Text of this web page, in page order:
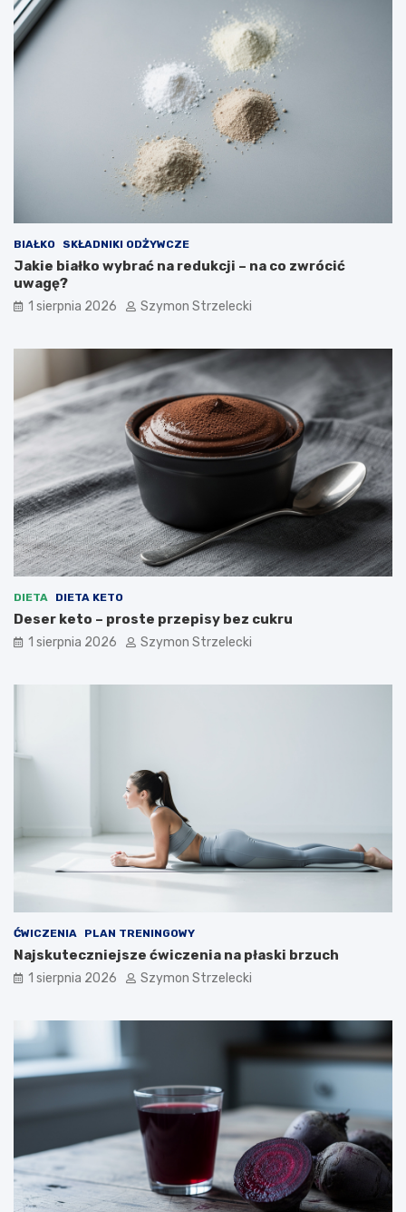
BIAŁKO SKŁADNIKI ODŻYWCZE
Jakie białko wybrać na redukcji – na co zwrócić
uwagę?
1 sierpnia 2026 Szymon Strzelecki
DIETA DIETA KETO
Deser keto – proste przepisy bez cukru
1 sierpnia 2026 Szymon Strzelecki
ĆWICZENIA PLAN TRENINGOWY
Najskuteczniejsze ćwiczenia na płaski brzuch
1 sierpnia 2026 Szymon Strzelecki